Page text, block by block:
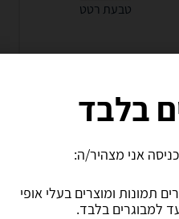
טבעת רטט
משלוח חינם
לפרטים נוספים
בלבד
אני מצהיר/ה:
תמונות ומוצרים בעלי אופי
למבוגרים בלבד.